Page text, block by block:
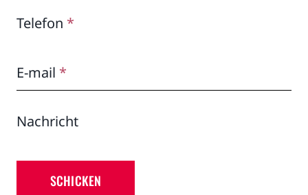
Telefon *
E-mail *
Nachricht